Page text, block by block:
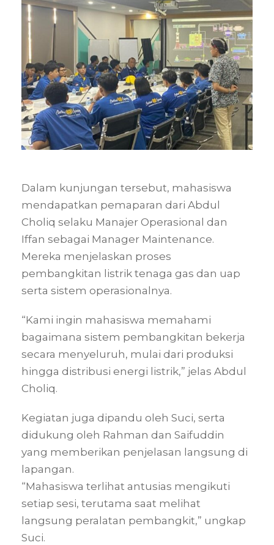
Dalam kunjungan tersebut, mahasiswa
mendapatkan pemaparan dari Abdul
Choliq selaku Manajer Operasional dan
Iffan sebagai Manager Maintenance.
Mereka menjelaskan proses
pembangkitan listrik tenaga gas dan uap
serta sistem operasionalnya.
“Kami ingin mahasiswa memahami
bagaimana sistem pembangkitan bekerja
secara menyeluruh, mulai dari produksi
hingga distribusi energi listrik,” jelas Abdul
Choliq.
Kegiatan juga dipandu oleh Suci, serta
didukung oleh Rahman dan Saifuddin
yang memberikan penjelasan langsung di
lapangan.
“Mahasiswa terlihat antusias mengikuti
setiap sesi, terutama saat melihat
langsung peralatan pembangkit,” ungkap
Suci.